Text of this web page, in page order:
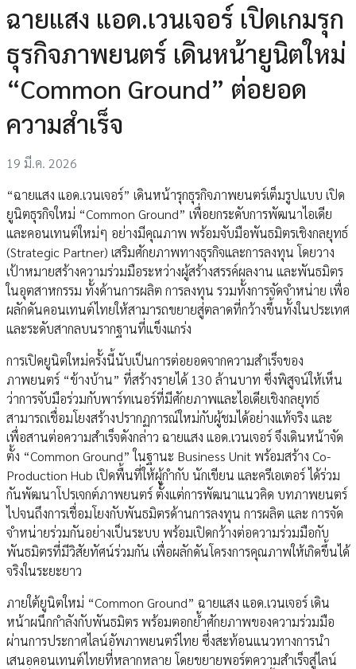
ฉายแสง แอด.เวนเจอร์ เปิดเกมรุก
ธุรกิจภาพยนตร์ เดินหน้ายูนิตใหม่
“Common Ground” ต่อยอด
ความสำเร็จ
19 มี.ค. 2026
“ฉายแสง แอด.เวนเจอร์” เดินหน้ารุกธุรกิจภาพยนตร์เต็มรูปแบบ เปิด
ยูนิตธุรกิจใหม่ “Common Ground” เพื่อยกระดับการพัฒนาไอเดีย
และคอนเทนต์ใหม่ๆ อย่างมีคุณภาพ พร้อมจับมือพันธมิตรเชิงกลยุทธ์
(Strategic Partner) เสริมศักยภาพทางธุรกิจและการลงทุน โดยวาง
เป้าหมายสร้างความร่วมมือระหว่างผู้สร้างสรรค์ผลงาน และพันธมิตร
ในอุตสาหกรรม ทั้งด้านการผลิต การลงทุน รวมทั้งการจัดจำหน่าย เพื่อ
ผลักดันคอนเทนต์ไทยให้สามารถขยายสู่ตลาดที่กว้างขึ้นทั้งในประเทศ
และระดับสากลบนรากฐานที่แข็งแกร่ง
การเปิดยูนิตใหม่ครั้งนี้นับเป็นการต่อยอดจากความสำเร็จของ
ภาพยนตร์ “ข้างบ้าน” ที่สร้างรายได้ 130 ล้านบาท ซึ่งพิสูจน์ให้เห็น
ว่าการจับมือร่วมกับพาร์ทเนอร์ที่มีศักยภาพและไอเดียเชิงกลยุทธ์
สามารถเชื่อมโยงสร้างปรากฏการณ์ใหม่กับผู้ชมได้อย่างแท้จริง และ
เพื่อสานต่อความสำเร็จดังกล่าว ฉายแสง แอด.เวนเจอร์ จึงเดินหน้าจัด
ตั้ง “Common Ground” ในฐานะ Business Unit พร้อมสร้าง Co-
Production Hub เปิดพื้นที่ให้ผู้กำกับ นักเขียน และครีเอเตอร์ ได้ร่วม
กันพัฒนาโปรเจกต์ภาพยนตร์ ตั้งแต่การพัฒนาแนวคิด บทภาพยนตร์
ไปจนถึงการเชื่อมโยงกับพันธมิตรด้านการลงทุน การผลิต และ การจัด
จำหน่ายร่วมกันอย่างเป็นระบบ พร้อมเปิดกว้างต่อความร่วมมือกับ
พันธมิตรที่มีวิสัยทัศน์ร่วมกัน เพื่อผลักดันโครงการคุณภาพให้เกิดขึ้นได้
จริงในระยะยาว
ภายใต้ยูนิตใหม่ “Common Ground” ฉายแสง แอด.เวนเจอร์ เดิน
หน้าผนึกกำลังกับพันธมิตร พร้อมตอกย้ำศักยภาพของความร่วมมือ
ผ่านการประกาศไลน์อัพภาพยนตร์ไทย ซึ่งสะท้อนแนวทางการนำ
เสนอคอนเทนต์ไทยที่หลากหลาย โดยขยายพอร์ตความสำเร็จสู่ไลน์